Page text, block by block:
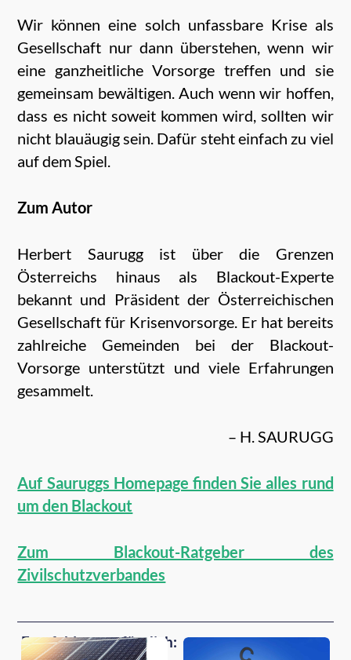
Wir können eine solch unfassbare Krise als
Gesellschaft nur dann überstehen, wenn wir
eine ganzheitliche Vorsorge treffen und sie
gemeinsam bewältigen. Auch wenn wir hoffen,
dass es nicht soweit kommen wird, sollten wir
nicht blauäugig sein. Dafür steht einfach zu viel
auf dem Spiel.
Zum Autor
Herbert Saurugg ist über die Grenzen
Österreichs hinaus als Blackout-Experte
bekannt und Präsident der Österreichischen
Gesellschaft für Krisenvorsorge. Er hat bereits
zahlreiche Gemeinden bei der Blackout-
Vorsorge unterstützt und viele Erfahrungen
gesammelt.
– H. SAURUGG
Auf Sauruggs Homepage finden Sie alles rund
um den Blackout
Zum Blackout-Ratgeber des
Zivilschutzverbandes
Empfehlungen für dich: